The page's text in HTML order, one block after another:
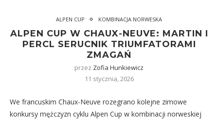
ALPEN CUP KOMBINACJA NORWESKA
ALPEN CUP W CHAUX-NEUVE: MARTIN I
PERCL SERUCNIK TRIUMFATORAMI
ZMAGAŃ
przez Zofia Hunkiewicz
11 stycznia, 2026
We francuskim Chaux-Neuve rozegrano kolejne zimowe
konkursy mężczyzn cyklu Alpen Cup w kombinacji norweskiej